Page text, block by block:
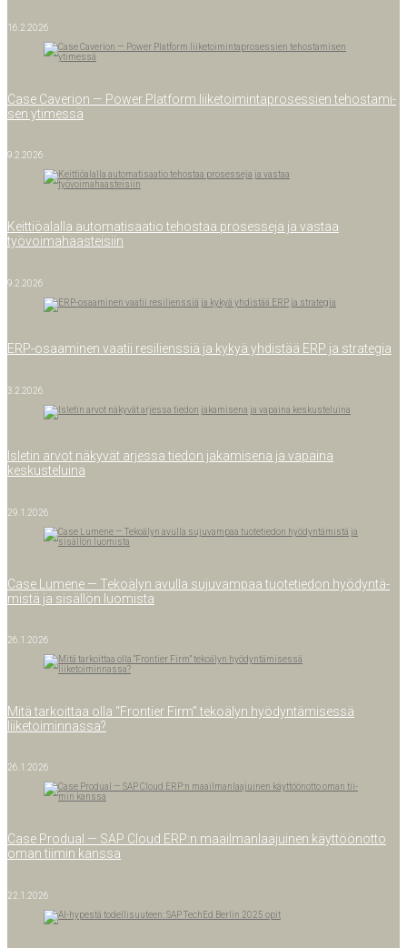
16.2.2026
Case Cave­rion — Power Plat­form lii­ke­toi­min­ta­pro­ses­sien tehos­ta­mi­
sen ytimessä
9.2.2026
Keit­tiö­alal­la auto­ma­ti­saa­tio tehos­taa pro­ses­se­ja ja vas­taa
työvoimahaasteisiin
9.2.2026
ERP-osaa­­mi­­nen vaa­tii resi­liens­siä ja kykyä yhdis­tää ERP ja strategia
3.2.2026
Isle­tin arvot näky­vät arjes­sa tie­don jaka­mi­se­na ja vapai­na
keskusteluina
29.1.2026
Case Lume­ne — Teko­ä­lyn avul­la suju­vam­paa tuo­te­tie­don hyö­dyn­tä­
mis­tä ja sisäl­lön luomista
26.1.2026
Mitä tar­koit­taa olla “Fron­tier Firm” teko­ä­lyn hyö­dyn­tä­mi­ses­sä
liiketoiminnassa?
26.1.2026
Case Pro­dual — SAP Cloud ERP:n maa­il­man­laa­jui­nen käyt­töön­ot­to
oman tii­min kanssa
22.1.2026